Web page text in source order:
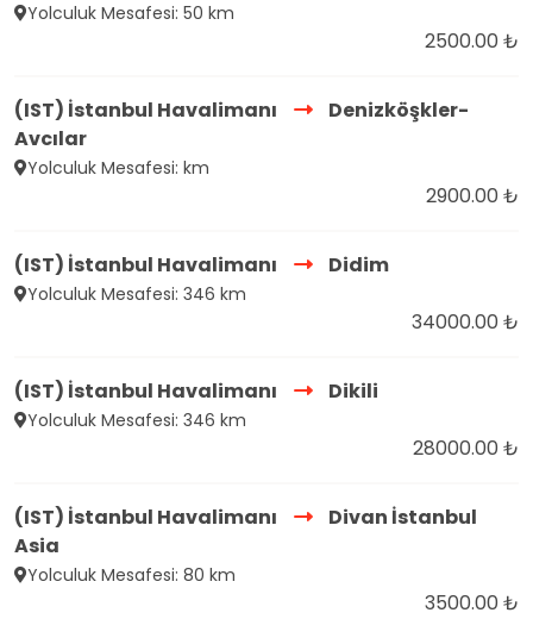
Yolculuk Mesafesi: 50 km
2500.00 ₺
(IST) İstanbul Havalimanı
Denizköşkler-
Avcılar
Yolculuk Mesafesi: km
2900.00 ₺
(IST) İstanbul Havalimanı Didim
Yolculuk Mesafesi: 346 km
34000.00 ₺
(IST) İstanbul Havalimanı Dikili
Yolculuk Mesafesi: 346 km
28000.00 ₺
(IST) İstanbul Havalimanı
Divan İstanbul
Asia
Yolculuk Mesafesi: 80 km
3500.00 ₺